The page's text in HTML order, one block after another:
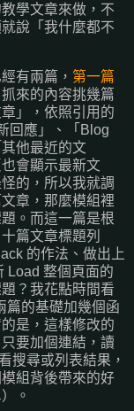
學文章來做，不
說「我什麼都不
有兩篇， 第一篇
來的內容挑幾篇
」，依照引用的
回應」、「Blog
其他最近的文
會顯示最新文
的，所以我就調
章，那麼模組裡
。而這一篇是根
篇文章標題列
的作法、做出上
Load 整個頁面的
？我花點時間看
篇的基礎加幾個函
是，這樣修改的
要加個連結，讀
搜尋或列表結果，
組背後帶來的好
。